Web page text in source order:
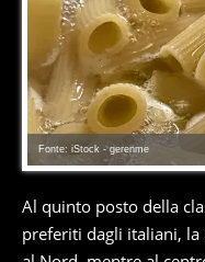
Fonte: iStock - gerenme
Al quinto posto della
preferiti dagli italiani,